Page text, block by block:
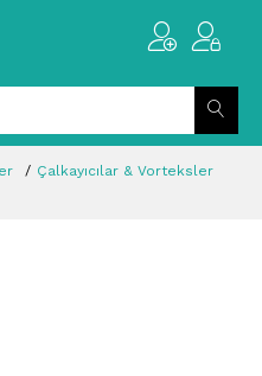
Çalkayıcılar & Vorteksler